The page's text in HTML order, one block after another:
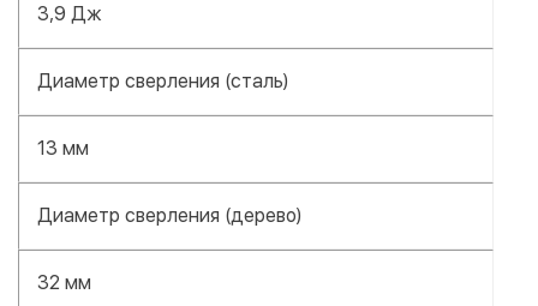
3,9 Дж
Диаметр сверления (сталь)
13 мм
Диаметр сверления (дерево)
32 мм